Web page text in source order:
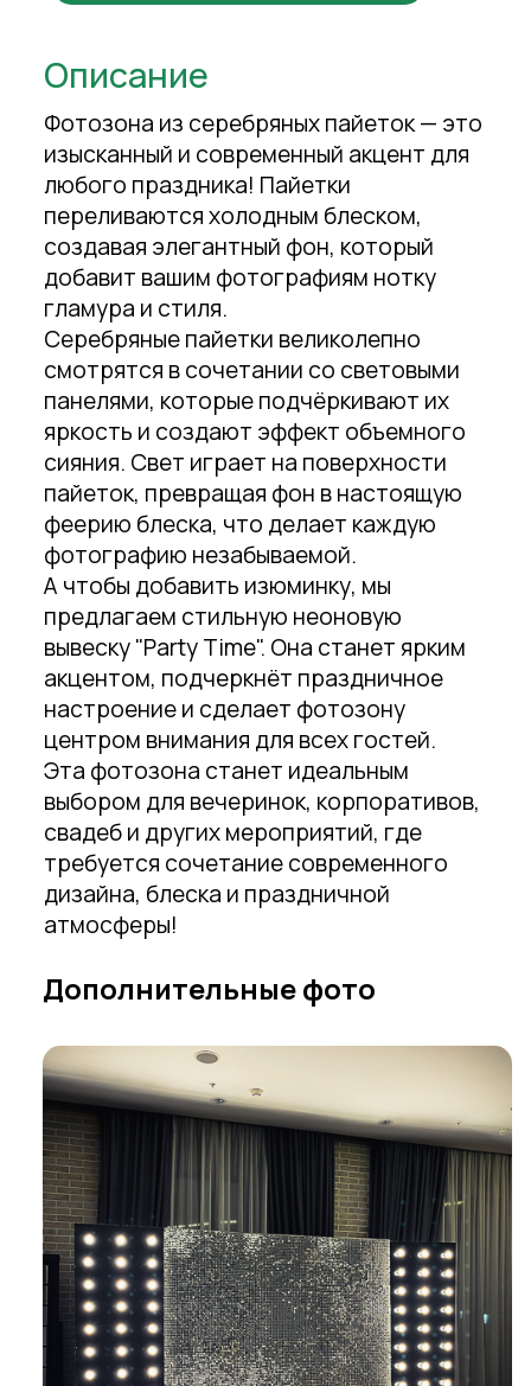
Описание
Фотозона из серебряных пайеток — это
изысканный и современный акцент для
любого праздника! Пайетки
переливаются холодным блеском,
создавая элегантный фон, который
добавит вашим фотографиям нотку
гламура и стиля.
Серебряные пайетки великолепно
смотрятся в сочетании со световыми
панелями, которые подчёркивают их
яркость и создают эффект объемного
сияния. Свет играет на поверхности
пайеток, превращая фон в настоящую
феерию блеска, что делает каждую
фотографию незабываемой.
А чтобы добавить изюминку, мы
предлагаем стильную неоновую
вывеску "Party Time". Она станет ярким
акцентом, подчеркнёт праздничное
настроение и сделает фотозону
центром внимания для всех гостей.
Эта фотозона станет идеальным
выбором для вечеринок, корпоративов,
свадеб и других мероприятий, где
требуется сочетание современного
дизайна, блеска и праздничной
атмосферы!
Дополнительные фото